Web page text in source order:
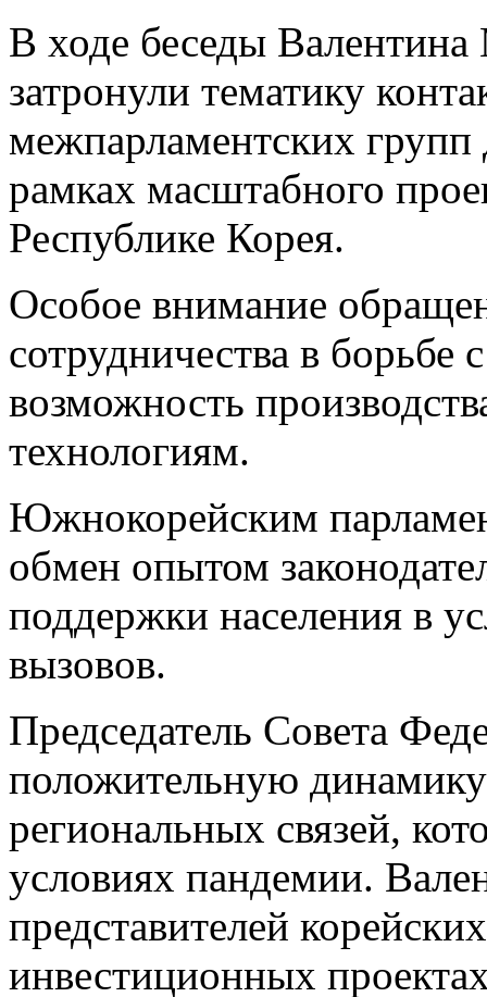
В ходе беседы
затронули тематику
межпарламентских
рамках масштабного
Республике Корея.
Особое внимание
сотрудничества в
возможность
технологиям.
Южнокорейским
обмен опытом
поддержки населения в
вызовов.
Председатель Совета
положительную
региональных связей,
условиях пандемии.
представителей
инвестиционных